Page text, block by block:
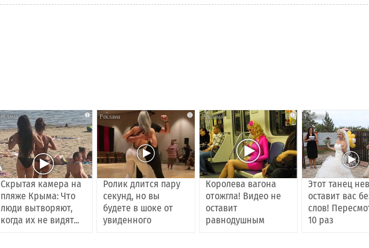
i
Скрытая камера на
пляже Крыма: Что
люди вытворяют,
когда их не видят...
i
Ролик длится пару
секунд, но вы
будете в шоке от
увиденного
i
Королева вагона
отожгла! Видео не
оставит
равнодушным
Этот танец
оставит вас
слов!
10 раз